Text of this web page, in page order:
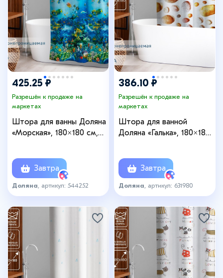
425.25 ₽
Разрешён к продаже на
маркетах
Штора для ванны Доляна
«Морская», 180×180 см,
Завтра
Доляна , артикул: 544252
386.10 ₽
Разрешён к продаже на
маркетах
Штора для ванной
Доляна «Галька», 180×180
Завтра
Доляна , артикул: 631980